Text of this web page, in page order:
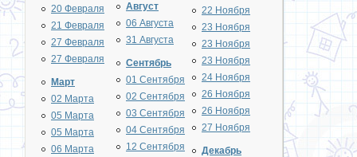
20 Февраля
21 Февраля
27 Февраля
27 Февраля
Март
02 Марта
05 Марта
05 Марта
06 Марта
Август
06 Августа
31 Августа
Сентябрь
01 Сентября
02 Сентября
03 Сентября
04 Сентября
12 Сентября
22 Ноября
23 Ноября
23 Ноября
23 Ноября
24 Ноября
26 Ноября
26 Ноября
27 Ноября
Декабрь